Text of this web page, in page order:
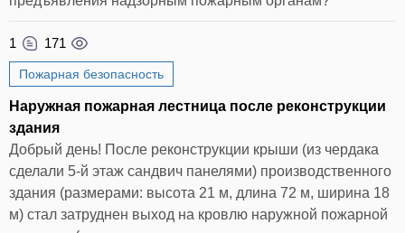
1 171
Пожарная безопасность
Наружная пожарная лестница после реконструкции
здания
Добрый день! После реконструкции крыши (из чердака
сделали 5-й этаж сандвич панелями) производственного
здания (размерами: высота 21 м, длина 72 м, ширина 18
м) стал затруднен выход на кровлю наружной пожарной